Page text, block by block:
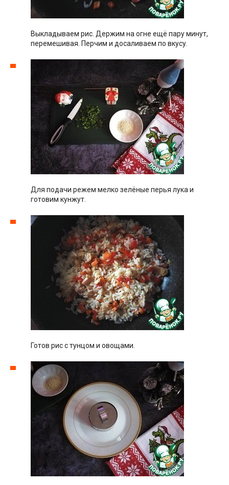
Выкладываем рис. Держим на огне ещё пару минут,
перемешивая. Перчим и досаливаем по вкусу.
Для подачи режем мелко зелёные перья лука и
готовим кунжут.
Готов рис с тунцом и овощами.